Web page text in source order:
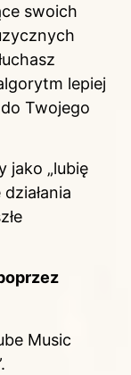
swoich
lepiej
Twojego
jako „lubię
Music